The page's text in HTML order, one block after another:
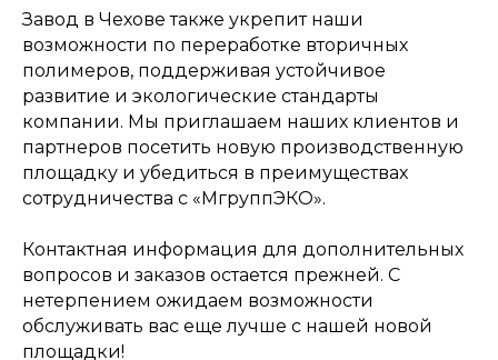
Завод в Чехове также укрепит наши
возможности по переработке вторичных
полимеров, поддерживая устойчивое
развитие и экологические стандарты
компании. Мы приглашаем наших клиентов и
партнеров посетить новую производственную
площадку и убедиться в преимуществах
сотрудничества с «МгруппЭКО».
Контактная информация для дополнительных
вопросов и заказов остается прежней. С
нетерпением ожидаем возможности
обслуживать вас еще лучше с нашей новой
площадки!